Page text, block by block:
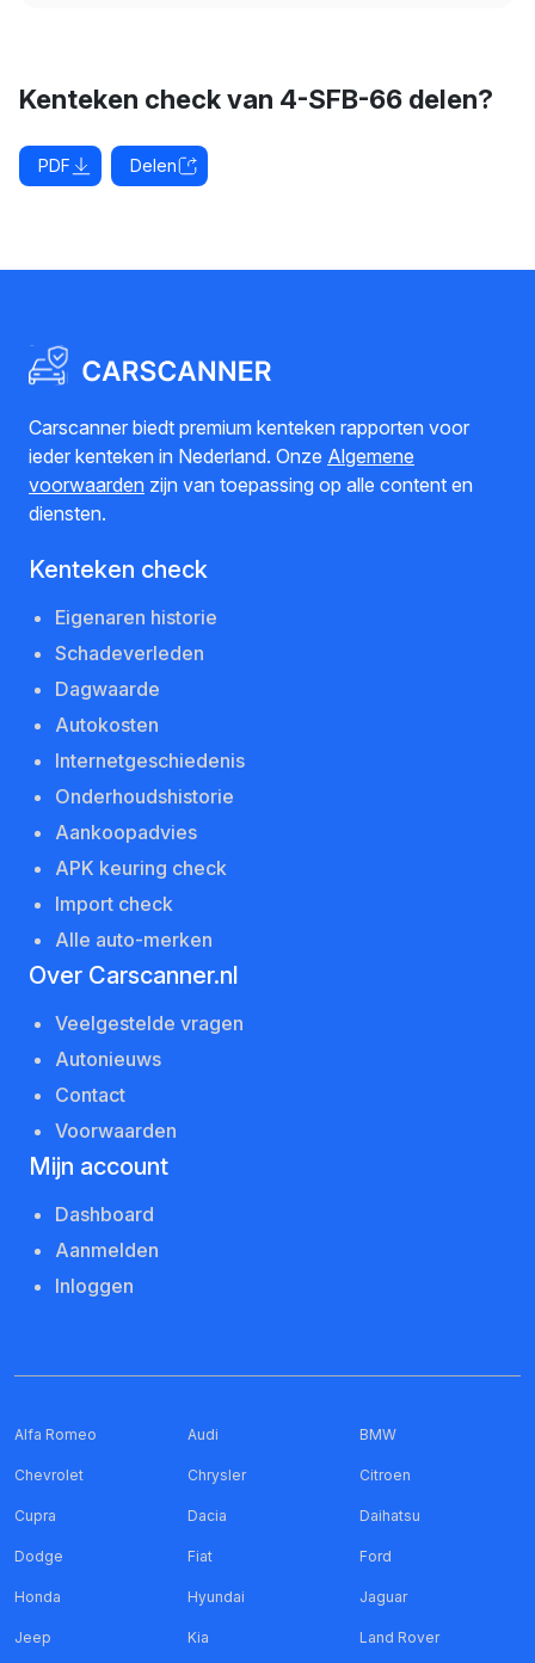
Kenteken check van 4-SFB-66 delen?
PDF Delen
Carscanner biedt premium kenteken rapporten voor
ieder kenteken in Nederland. Onze Algemene
voorwaarden zijn van toepassing op alle content en
diensten.
Kenteken check
Eigenaren historie
Schadeverleden
Dagwaarde
Autokosten
Internetgeschiedenis
Onderhoudshistorie
Aankoopadvies
APK keuring check
Import check
Alle auto-merken
Over Carscanner.nl
Veelgestelde vragen
Autonieuws
Contact
Voorwaarden
Mijn account
Dashboard
Aanmelden
Inloggen
Alfa Romeo Audi BMW
Chevrolet Chrysler Citroen
Cupra Dacia Daihatsu
Dodge Fiat Ford
Honda Hyundai Jaguar
Jeep Kia Land Rover